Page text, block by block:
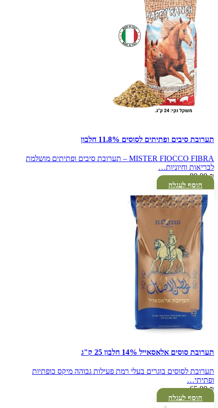
תערובת סיבים ופתיתים לסוסים 11.8% חלבון
MISTER FIOCCO FIBRA – תערובת סיבים ופתיתים מושלמת
לבריאות וחיוניות…
80.00₪
הוסף לעגלה
תערובת סוסים אלאסאייל 14% חלבון 25 ק"ג
תערובת לסוסים בוגרים בעלי רמת פעילות גבוהה מיקס כופתיות
ופתיתי…
65.00₪
הוסף לעגלה